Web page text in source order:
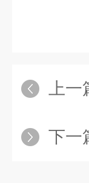
上一
下一